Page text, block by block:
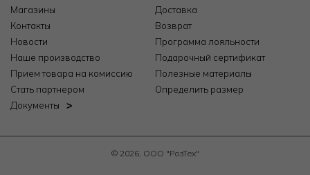
Магазины
Контакты
Новости
Наше производство
Прием товара на комиссию
Стать партнером
Документы
Доставка
Возврат
Программа лояльности
Подарочный сертификат
Полезные материалы
Определить размер
© 2026, ООО "РозТех"